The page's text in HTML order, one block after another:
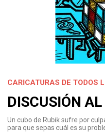
CARICATURAS DE TODOS
DISCUSIÓN
Un cubo de Rubik sufre por
para que sepas cuál es su